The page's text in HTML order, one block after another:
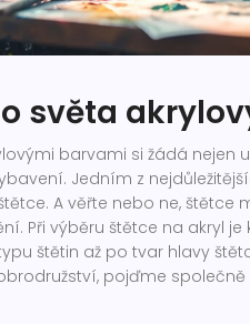
světa
barvami si žádá nejen
Jedním z
A věřte nebo ne, štětce
Při výběru štětce na akryl
štětin až po tvar hlavy
pojďme